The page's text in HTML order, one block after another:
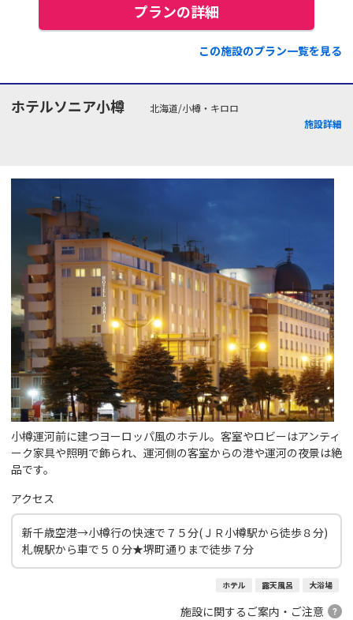
プランの詳細
この施設のプラン一覧を見る
ホテルソニア小樽
北海道/小樽・キロロ
施設詳細
小樽運河前に建つヨーロッパ風のホテル。客室やロビーはアンティ
ーク家具や照明で飾られ、運河側の客室からの港や運河の夜景は絶
品です。
アクセス
新千歳空港→小樽行の快速で７５分(ＪＲ小樽駅から徒歩８分)
札幌駅から車で５０分★堺町通りまで徒歩７分
ホテル 露天風呂 大浴場
施設に関するご案内・ご注意